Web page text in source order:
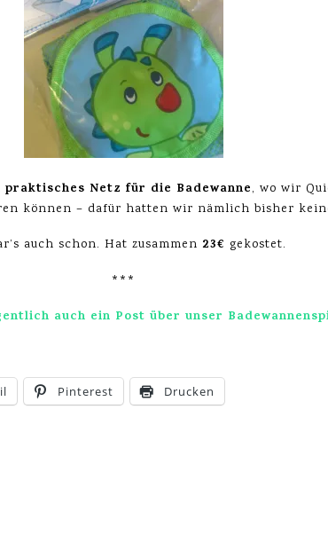
praktisches Netz für die Badewanne, wo wir
können – dafür hatten wir nämlich bisher
auch schon. Hat zusammen 23€ gekostet.
***
auch ein Post über unser
Pinterest Drucken